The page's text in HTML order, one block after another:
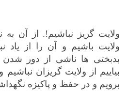
ولایت گریز نباشیم!. از آن به
ولایت باشیم و آن را از یاد
بدبختی ها ناشی از دور شدن
بیاییم از ولایت گریزان
برویم و در حفظ و پاکیزه